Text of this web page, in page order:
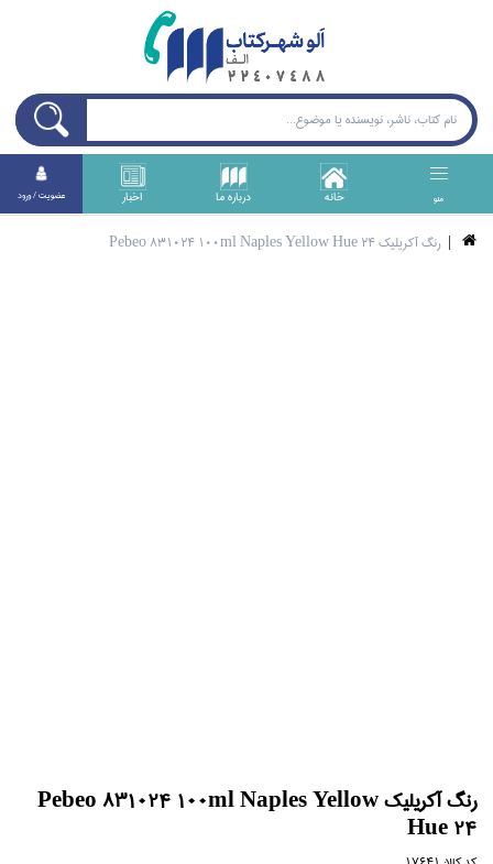
منو خانه درباره ما اخبار عضويت / ورود
رنگ آكريليك Pebeo 831024 100ml Naples Yellow Hue 24
رنگ آكريليك Pebeo 831024 100ml Naples Yellow
Hue 24